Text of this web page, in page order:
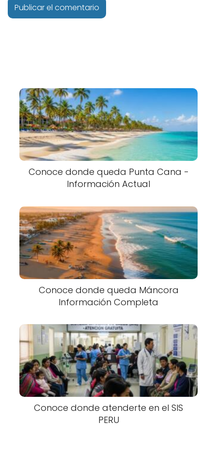
Conoce donde queda Punta Cana -
Información Actual
Conoce donde queda Máncora
Información Completa
Conoce donde atenderte en el SIS
PERU